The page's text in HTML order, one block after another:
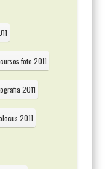
cursos foto 2011
2011
2011